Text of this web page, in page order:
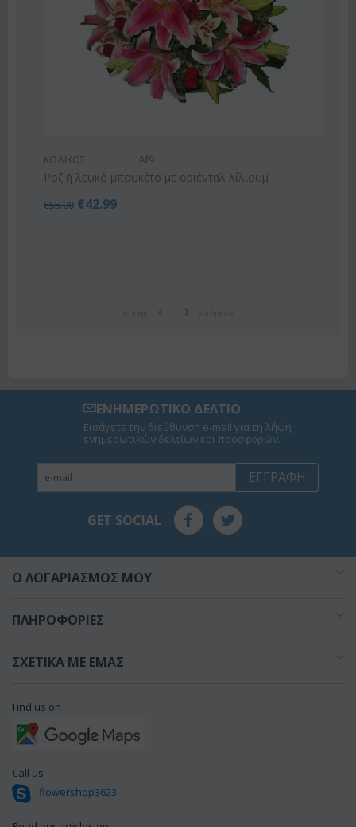
ΚΩΔΙΚΟΣ: Af9
Ροζ ή λευκό μπουκέτο με οριένταλ λίλιουμ
55.00 €42.99
ΕΝΗΜΕΡΩΤΙΚΟ ΔΕΛΤΙΟ
Εισάγετε την διεύθυνση e-mail για τη λήψη
ενημερωτικών δελτίων και προσφορών.
ΕΓΓΡΑΦΉ
GET SOCIAL
O ΛΟΓΑΡΙΑΣΜΌΣ ΜΟΥ
ΠΛΗΡΟΦΟΡΊΕΣ
ΣΧΕΤΙΚΆ ΜΕ ΕΜΆΣ
Find us on
Call us
flowershop3623